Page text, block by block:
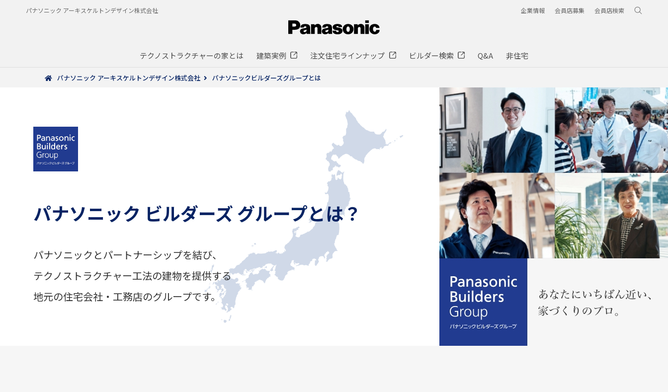
パナソニック アーキスケルトンデザイン株式会社
テクノストラクチャーの家とは 建築実例 注文住宅ラインナップ ビルダー検索 Q&A 非住宅
企業情報 会員店募集 会員店検索
パナソニック アーキスケルトンデザイン株式会社 パナソニックビルダーズグループとは
パナソニック ビルダーズ グループとは？
パナソニックとパートナーシップを結び、
テクノストラクチャー工法の建物を提供する
地元の住宅会社・工務店のグループです。